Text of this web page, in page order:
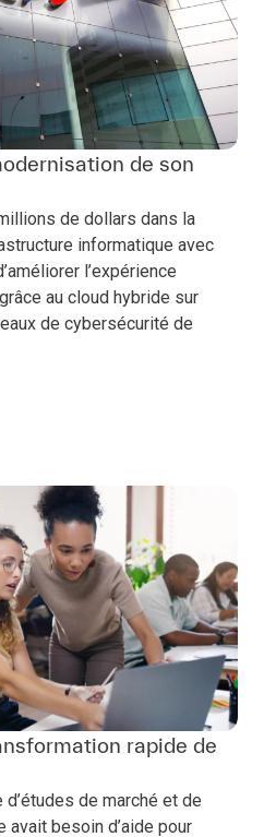
de son
de dollars dans la
informatique avec
l’expérience
au cloud hybride sur
de cybersécurité de
rapide de
de marché et de
besoin d’aide pour